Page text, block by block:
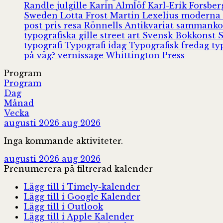
Randle julgille Karin Almlöf Karl-Erik
Sweden Lotta Frost Martin Lexelius moderna
post pris resa Rönnells Antikvariat
typografiska gille street art Svensk Bokkonst
typografi Typografi idag Typografisk fredag
på väg?vernissage Whittington Press
Program
Program
Dag
Månad
Vecka
augusti 2026 aug 2026
Inga kommande aktiviteter.
augusti 2026 aug 2026
Prenumerera på filtrerad kalender
Lägg till i Timely-kalender
Lägg till i Google Kalender
Lägg till i Outlook
Lägg till i Apple Kalender